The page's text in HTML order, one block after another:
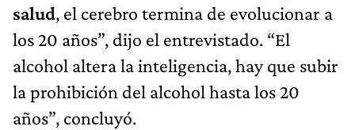
salud, el cerebro termina de evolucionar a
los 20 años”, dijo el entrevistado. “El
alcohol altera la inteligencia, hay que subir
la prohibición del alcohol hasta los 20
años”, concluyó.